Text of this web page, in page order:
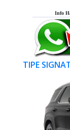
Info
TIPE
Previous